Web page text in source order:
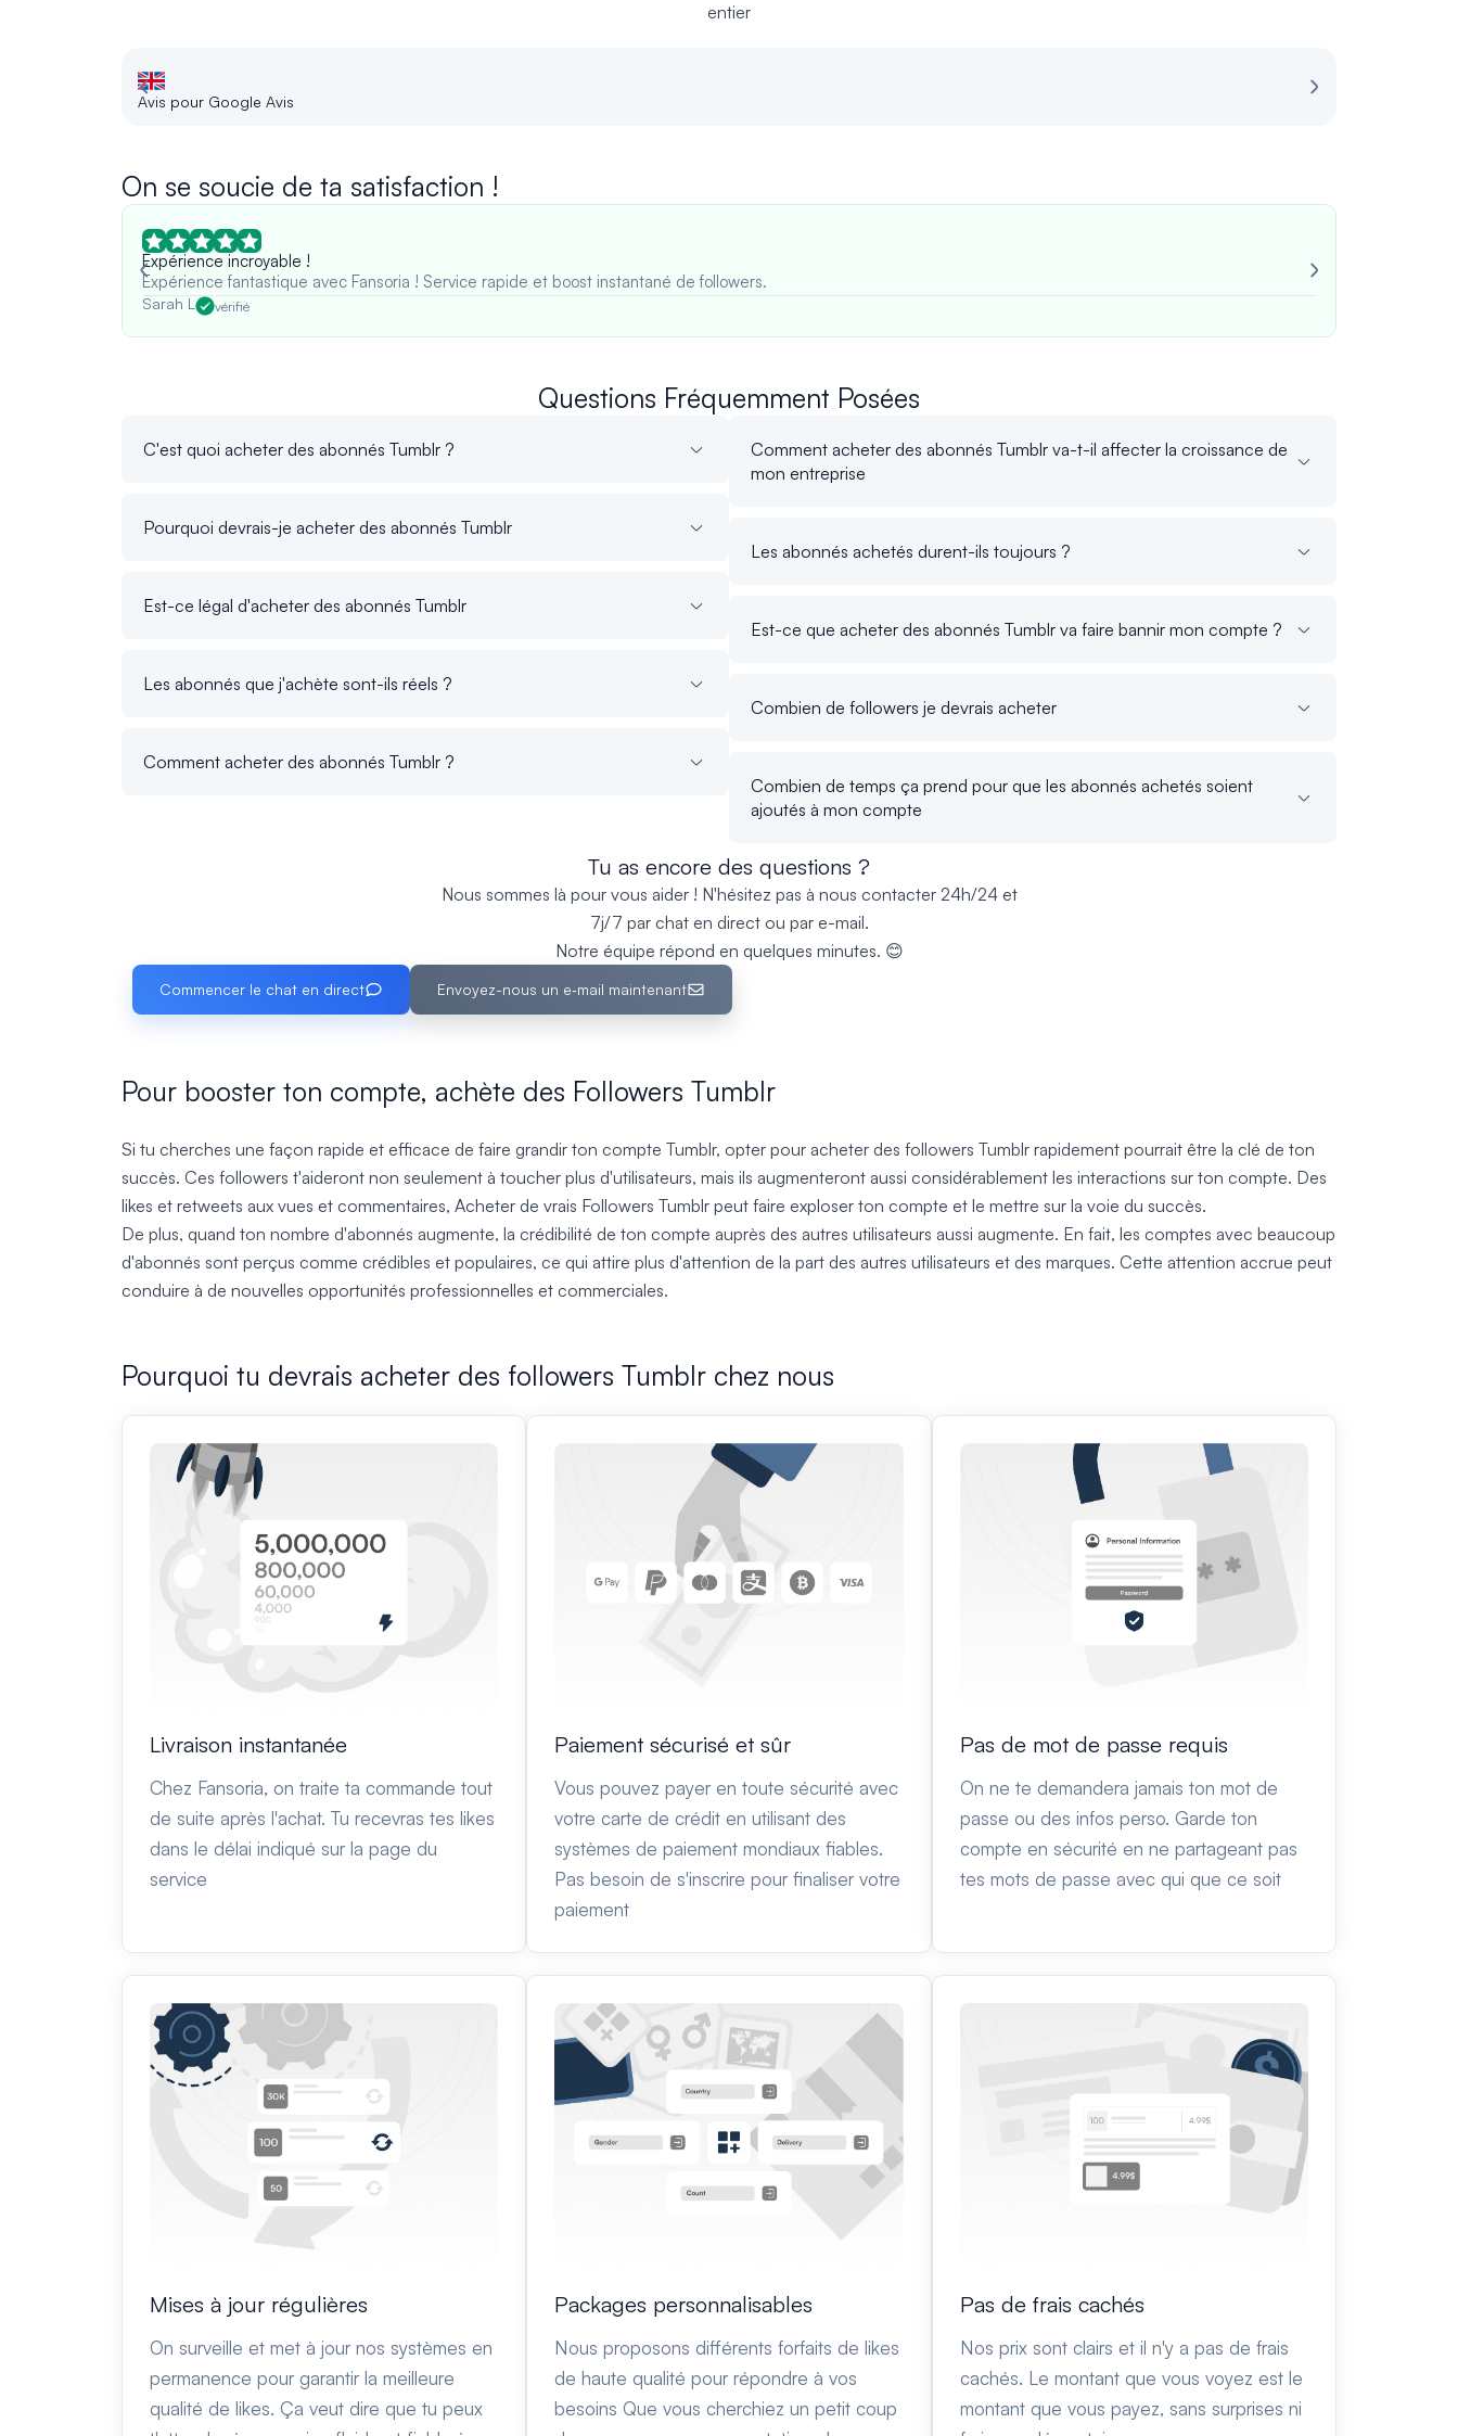
entier
Avis pour Google Avis
On se soucie de ta satisfaction !
Expérience incroyable !
Expérience fantastique avec Fansoria ! Service rapide et boost instantané de followers.
Sarah L vérifié
Questions Fréquemment Posées
C'est quoi acheter des abonnés Tumblr ?
Pourquoi devrais-je acheter des abonnés Tumblr
Est-ce légal d'acheter des abonnés Tumblr
Les abonnés que j'achète sont-ils réels ?
Comment acheter des abonnés Tumblr ?
Comment acheter des abonnés Tumblr va-t-il affecter la croissance de
mon entreprise
Les abonnés achetés durent-ils toujours ?
Est-ce que acheter des abonnés Tumblr va faire bannir mon compte ?
Combien de followers je devrais acheter
Combien de temps ça prend pour que les abonnés achetés soient
ajoutés à mon compte
Tu as encore des questions ?
Nous sommes là pour vous aider ! N'hésitez pas à nous contacter 24h/24 et
7j/7 par chat en direct ou par e-mail.
Notre équipe répond en quelques minutes. 😊
Commencer le chat en direct Envoyez-nous un e‑mail maintenant
Pour booster ton compte, achète des Followers Tumblr
Si tu cherches une façon rapide et efficace de faire grandir ton compte Tumblr, opter pour acheter des followers Tumblr rapidement pourrait être la clé de ton
succès. Ces followers t'aideront non seulement à toucher plus d'utilisateurs, mais ils augmenteront aussi considérablement les interactions sur ton compte. Des
likes et retweets aux vues et commentaires, Acheter de vrais Followers Tumblr peut faire exploser ton compte et le mettre sur la voie du succès.
De plus, quand ton nombre d'abonnés augmente, la crédibilité de ton compte auprès des autres utilisateurs aussi augmente. En fait, les comptes avec beaucoup
d'abonnés sont perçus comme crédibles et populaires, ce qui attire plus d'attention de la part des autres utilisateurs et des marques. Cette attention accrue peut
conduire à de nouvelles opportunités professionnelles et commerciales.
Pourquoi tu devrais acheter des followers Tumblr chez nous
Livraison instantanée
Chez Fansoria, on traite ta commande tout
de suite après l'achat. Tu recevras tes likes
dans le délai indiqué sur la page du
service
Paiement sécurisé et sûr
Vous pouvez payer en toute sécurité avec
votre carte de crédit en utilisant des
systèmes de paiement mondiaux fiables.
Pas besoin de s'inscrire pour finaliser votre
paiement
Pas de mot de passe requis
On ne te demandera jamais ton mot de
passe ou des infos perso. Garde ton
compte en sécurité en ne partageant pas
tes mots de passe avec qui que ce soit
Mises à jour régulières
On surveille et met à jour nos systèmes en
permanence pour garantir la meilleure
qualité de likes. Ça veut dire que tu peux
Packages personnalisables
Nous proposons différents forfaits de likes
de haute qualité pour répondre à vos
besoins Que vous cherchiez un petit coup
Pas de frais cachés
Nos prix sont clairs et il n'y a pas de frais
cachés. Le montant que vous voyez est le
montant que vous payez, sans surprises ni